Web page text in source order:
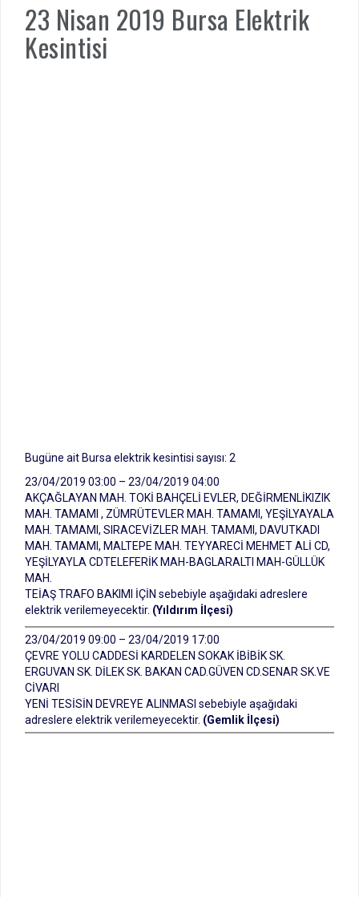
23 Nisan 2019 Bursa Elektrik
Kesintisi
Bugüne ait Bursa elektrik kesintisi sayısı: 2
23/04/2019 03:00 – 23/04/2019 04:00
AKÇAĞLAYAN MAH. TOKİ BAHÇELİ EVLER, DEĞİRMENLİKIZIK
MAH. TAMAMI , ZÜMRÜTEVLER MAH. TAMAMI, YEŞİLYAYALA
MAH. TAMAMI, SIRACEVİZLER MAH. TAMAMI, DAVUTKADI
MAH. TAMAMI, MALTEPE MAH. TEYYARECİ MEHMET ALİ CD,
YEŞİLYAYLA CDTELEFERİK MAH-BAGLARALTI MAH-GÜLLÜK
MAH.
TEİAŞ TRAFO BAKIMI İÇİN sebebiyle aşağıdaki adreslere
elektrik verilemeyecektir. (Yıldırım İlçesi)
23/04/2019 09:00 – 23/04/2019 17:00
ÇEVRE YOLU CADDESİ KARDELEN SOKAK İBİBİK SK.
ERGUVAN SK. DİLEK SK. BAKAN CAD.GÜVEN CD.SENAR SK.VE
CİVARI
YENİ TESİSİN DEVREYE ALINMASI sebebiyle aşağıdaki
adreslere elektrik verilemeyecektir. (Gemlik İlçesi)